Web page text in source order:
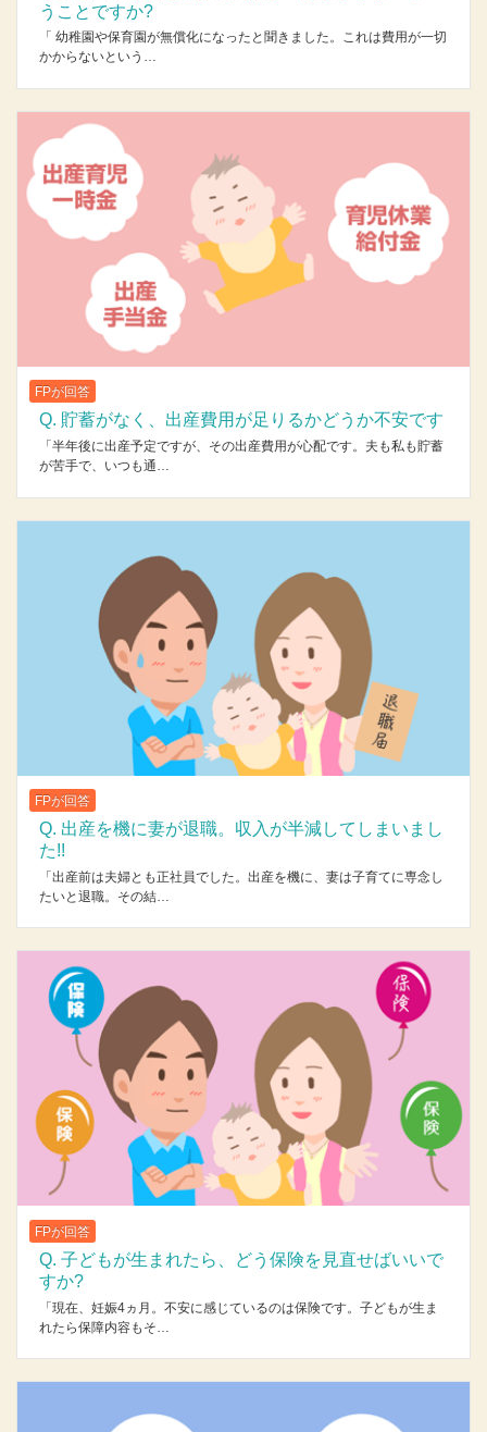
うことですか?
「 幼稚園や保育園が無償化になったと聞きました。これは費用が一切
かからないという…
FPが回答
Q. 貯蓄がなく、出産費用が足りるかどうか不安です
「半年後に出産予定ですが、その出産費用が心配です。夫も私も貯蓄
が苦手で、いつも通…
FPが回答
Q. 出産を機に妻が退職。収入が半減してしまいまし
た!!
「出産前は夫婦とも正社員でした。出産を機に、妻は子育てに専念し
たいと退職。その結…
FPが回答
Q. 子どもが生まれたら、どう保険を見直せばいいで
すか?
「現在、妊娠4ヵ月。不安に感じているのは保険です。子どもが生ま
れたら保障内容もそ…